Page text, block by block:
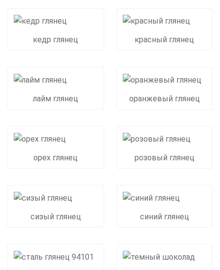
кедр глянец красный глянец
лайм глянец оранжевый глянец
орех глянец розовый глянец
сизый глянец синий глянец